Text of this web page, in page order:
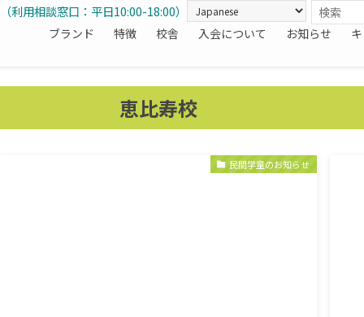
ブランド 特徴 校舎 入会について お知らせ
（利用相談窓口：平日10:00-18:00）
恵比寿校
民間学童のお知らせ